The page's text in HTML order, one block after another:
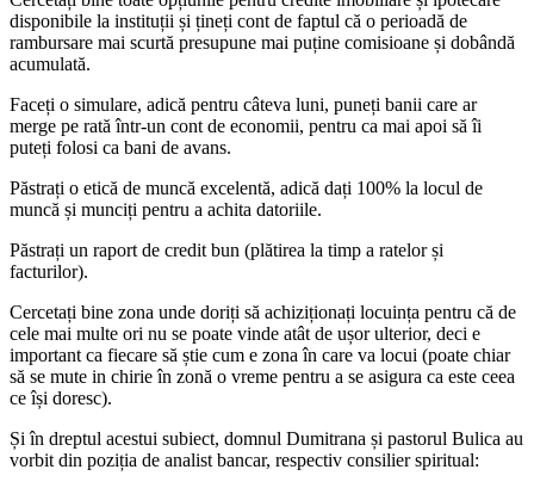
disponibile la instituții și țineți cont de faptul că o perioadă de
rambursare mai scurtă presupune mai puține comisioane și dobândă
acumulată.
Faceți o simulare, adică pentru câteva luni, puneți banii care ar
merge pe rată într-un cont de economii, pentru ca mai apoi să îi
puteți folosi ca bani de avans.
Păstrați o etică de muncă excelentă, adică dați 100% la locul de
muncă și munciți pentru a achita datoriile.
Păstrați un raport de credit bun (plătirea la timp a ratelor și
facturilor).
Cercetați bine zona unde doriți să achiziționați locuința pentru că de
cele mai multe ori nu se poate vinde atât de ușor ulterior, deci e
important ca fiecare să știe cum e zona în care va locui (poate chiar
să se mute in chirie în zonă o vreme pentru a se asigura ca este ceea
ce își doresc).
Și în dreptul acestui subiect, domnul Dumitrana și pastorul Bulica au
vorbit din poziția de analist bancar, respectiv consilier spiritual: